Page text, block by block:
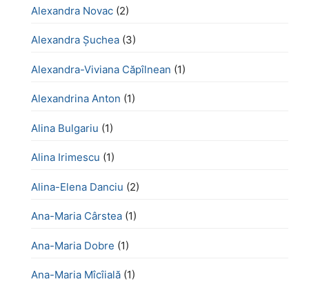
Alexandra Novac (2)
Alexandra Șuchea (3)
Alexandra-Viviana Căpîlnean (1)
Alexandrina Anton (1)
Alina Bulgariu (1)
Alina Irimescu (1)
Alina-Elena Danciu (2)
Ana-Maria Cârstea (1)
Ana-Maria Dobre (1)
Ana-Maria Mîcîială (1)